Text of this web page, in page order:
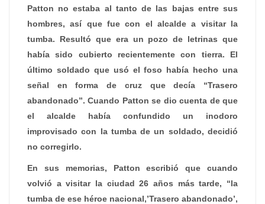
Patton no estaba al tanto de las bajas entre sus
hombres, así que fue con el alcalde a visitar la
tumba. Resultó que era un pozo de letrinas que
había sido cubierto recientemente con tierra. El
último soldado que usó el foso había hecho una
señal en forma de cruz que decía “Trasero
abandonado”. Cuando Patton se dio cuenta de que
el alcalde había confundido un inodoro
improvisado con la tumba de un soldado, decidió
no corregirlo.
En sus memorias, Patton escribió que cuando
volvió a visitar la ciudad 26 años más tarde, “la
tumba de ese héroe nacional,’Trasero abandonado’,